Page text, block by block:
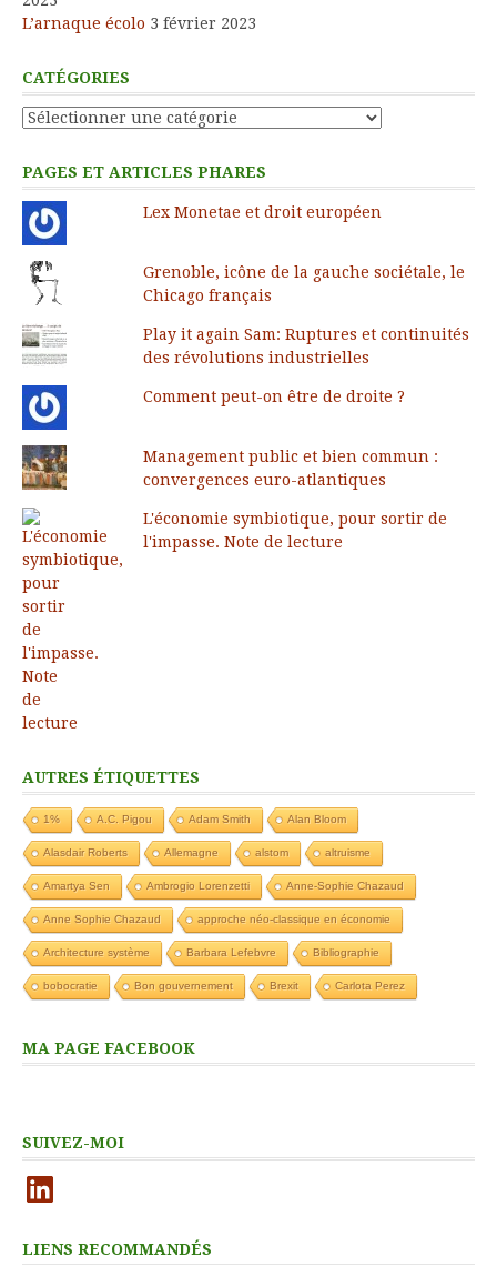
L’arnaque écolo 3 février 2023
CATÉGORIES
Catégories
PAGES ET ARTICLES PHARES
Lex Monetae et droit européen
Grenoble, icône de la gauche sociétale, le
Chicago français
Play it again Sam: Ruptures et continuités
des révolutions industrielles
Comment peut-on être de droite ?
Management public et bien commun :
convergences euro-atlantiques
L'économie symbiotique, pour sortir de
l'impasse. Note de lecture
AUTRES ÉTIQUETTES
1% A.C. Pigou Adam Smith Alan Bloom
Alasdair Roberts Allemagne alstom altruisme
Amartya Sen Ambrogio Lorenzetti Anne-Sophie Chazaud
Anne Sophie Chazaud approche néo-classique en économie
Architecture système Barbara Lefebvre Bibliographie
bobocratie Bon gouvernement Brexit Carlota Perez
MA PAGE FACEBOOK
SUIVEZ-MOI
LinkedIn
LIENS RECOMMANDÉS